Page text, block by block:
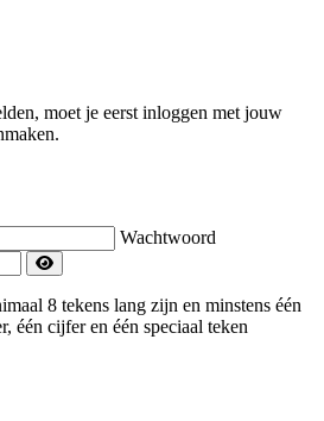
moet je eerst inloggen met jouw
Wachtwoord
8 tekens lang zijn en minstens één
één cijfer en één speciaal teken